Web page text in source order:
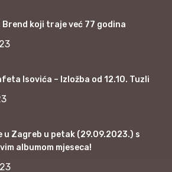
Brend koji traje već 77 godina
Isovića – Izložba od 12.10. Tuzli
u Zagreb u petak (29.09.2023.) s
albumom mjeseca!